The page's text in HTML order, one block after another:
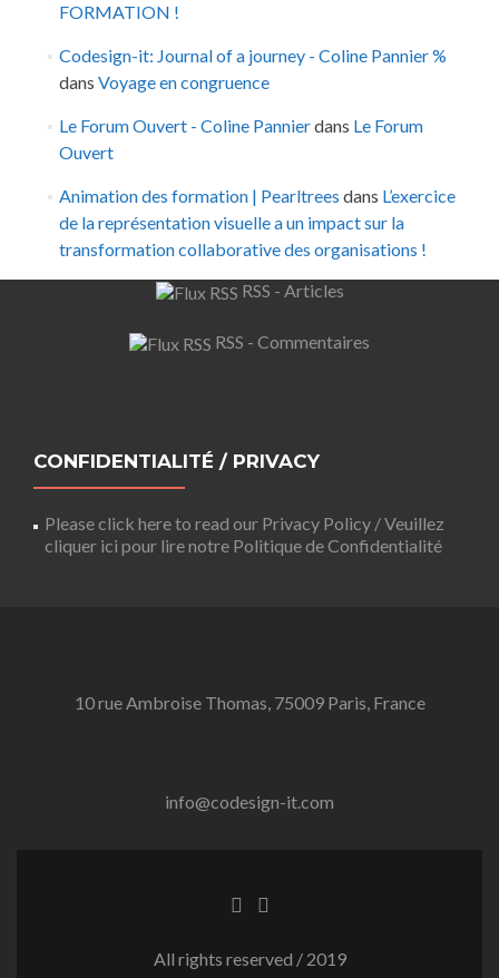
FORMATION !
Codesign-it: Journal of a journey - Coline Pannier %
dans Voyage en congruence
Le Forum Ouvert - Coline Pannierdans Le Forum
Ouvert
Animation des formation | Pearltrees dans L’exercice
de la représentation visuelle a un impact sur la
transformation collaborative des organisations !
RSS - Articles
RSS - Commentaires
CONFIDENTIALITÉ / PRIVACY
Please click here to read our Privacy Policy / Veuillez
cliquer ici pour lire notre Politique de Confidentialité
10 rue Ambroise Thomas, 75009 Paris, France
info@codesign-it.com
All rights reserved / 2019